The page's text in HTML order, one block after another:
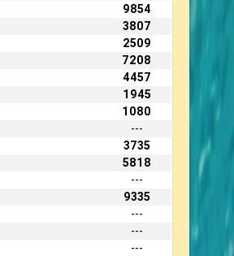
9854
3807
2509
7208
4457
1945
1080
---
3735
5818
---
9335
---
---
---